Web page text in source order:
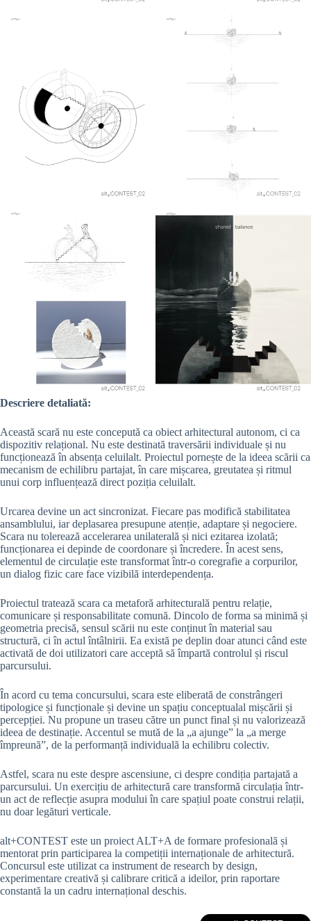
Descriere detaliată:
Această scară nu este concepută ca obiect arhitectural autonom, ci ca
dispozitiv relațional. Nu este destinată traversării individuale și nu
funcționează în absența celuilalt. Proiectul pornește de la ideea scării ca
mecanism de echilibru partajat, în care mișcarea, greutatea și ritmul
unui corp influențează direct poziția celuilalt.
Urcarea devine un act sincronizat. Fiecare pas modifică stabilitatea
ansamblului, iar deplasarea presupune atenție, adaptare și negociere.
Scara nu tolerează accelerarea unilaterală și nici ezitarea izolată;
funcționarea ei depinde de coordonare și încredere. În acest sens,
elementul de circulație este transformat într-o coregrafie a corpurilor,
un dialog fizic care face vizibilă interdependența.
Proiectul tratează scara ca metaforă arhitecturală pentru relație,
comunicare și responsabilitate comună. Dincolo de forma sa minimă și
geometria precisă, sensul scării nu este conținut în material sau
structură, ci în actul întâlnirii. Ea există pe deplin doar atunci când este
activată de doi utilizatori care acceptă să împartă controlul și riscul
parcursului.
În acord cu tema concursului, scara este eliberată de constrângeri
tipologice și funcționale și devine un spațiu conceptualal mișcării și
percepției. Nu propune un traseu către un punct final și nu valorizează
ideea de destinație. Accentul se mută de la „a ajunge” la „a merge
împreună”, de la performanță individuală la echilibru colectiv.
Astfel, scara nu este despre ascensiune, ci despre condiția partajată a
parcursului. Un exercițiu de arhitectură care transformă circulația într-
un act de reflecție asupra modului în care spațiul poate construi relații,
nu doar legături verticale.
alt+CONTEST este un proiect ALT+A de formare profesională și
mentorat prin participarea la competiții internaționale de arhitectură.
Concursul este utilizat ca instrument de research by design,
experimentare creativă și calibrare critică a ideilor, prin raportare
constantă la un cadru internațional deschis.